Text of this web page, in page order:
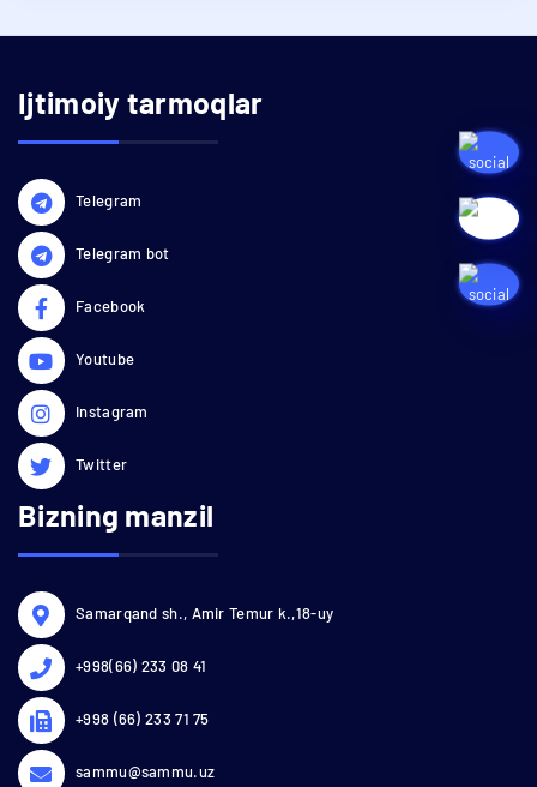
Ijtimoiy tarmoqlar
Telegram
Telegram bot
Facebook
Youtube
Instagram
Twitter
Bizning manzil
Samarqand sh., Amir Temur k.,18-uy
+998(66) 233 08 41
+998 (66) 233 71 75
sammu@sammu.uz